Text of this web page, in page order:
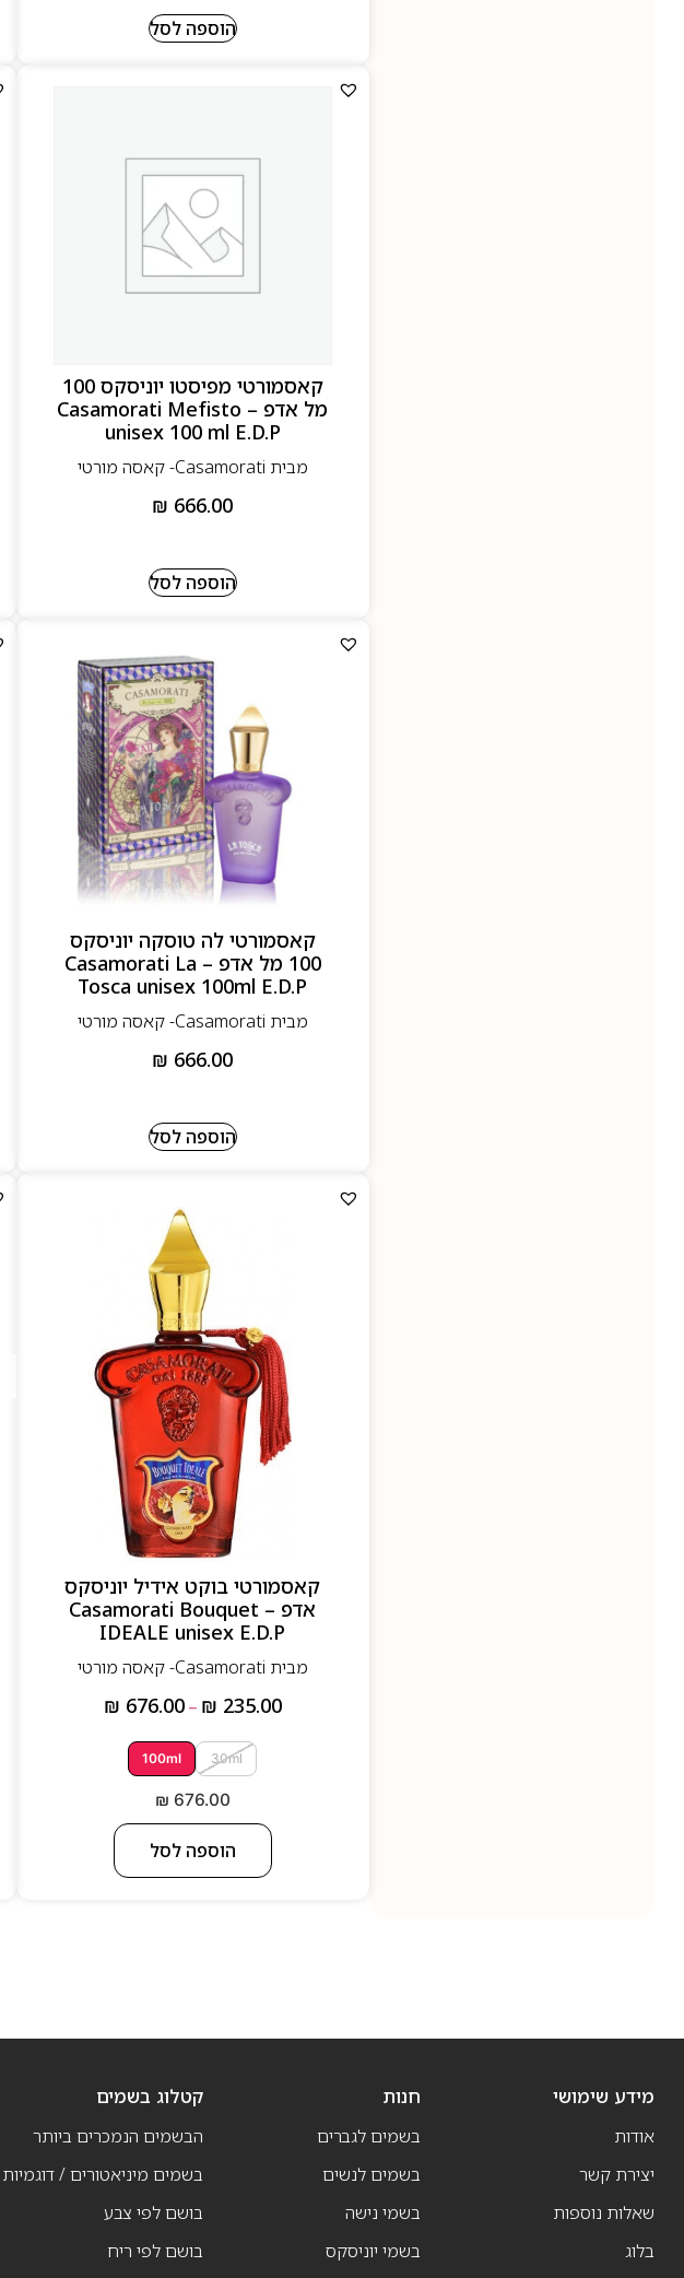
הוספה לסל
קאסמורטי מפיסטו יוניסקס 100
מל אדפ – Casamorati Mefisto
unisex 100 ml E.D.P
מבית Casamorati- קאסה מורטי
₪ 666.00
הוספה לסל
קאסמורטי לה טוסקה יוניסקס
100 מל אדפ – Casamorati La
Tosca unisex 100ml E.D.P
מבית Casamorati- קאסה מורטי
₪ 666.00
הוספה לסל
קאסמורטי בוקט אידיל יוניסקס
אדפ – Casamorati Bouquet
IDEALE unisex E.D.P
מבית Casamorati- קאסה מורטי
₪ 235.00
–
₪ 676.00
30ml
100ml
₪ 676.00
הוספה לסל
מידע שימושי
אודות
יצירת קשר
שאלות נוספות
בלוג
חנות
בשמים לגברים
בשמים לנשים
בשמי נישה
בשמי יוניסקס
קטלוג בשמים
הבשמים הנמכרים ביותר
בשמים מיניאטורים / דוגמיות
בושם לפי צבע
בושם לפי ריח